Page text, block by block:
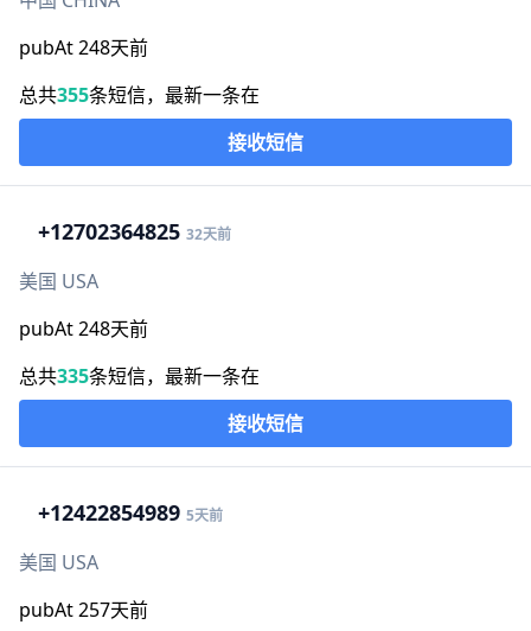
pubAt 248天前
总共355条短信，最新一条在
接收短信
+12702364825 32天前
美国 USA
pubAt 248天前
总共335条短信，最新一条在
接收短信
+12422854989 5天前
美国 USA
pubAt 257天前